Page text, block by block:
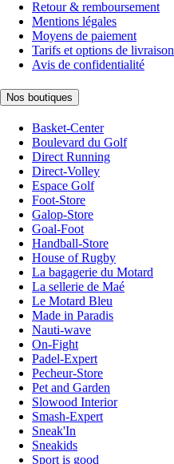
Retour & remboursement
Mentions légales
Moyens de paiement
Tarifs et options de livraison
Avis de confidentialité
Nos boutiques
Basket-Center
Boulevard du Golf
Direct Running
Direct-Volley
Espace Golf
Foot-Store
Galop-Store
Goal-Foot
Handball-Store
House of Rugby
La bagagerie du Motard
La sellerie de Maé
Le Motard Bleu
Made in Paradis
Nauti-wave
On-Fight
Padel-Expert
Pecheur-Store
Pet and Garden
Slowood Interior
Smash-Expert
Sneak'In
Sneakids
Sport is good